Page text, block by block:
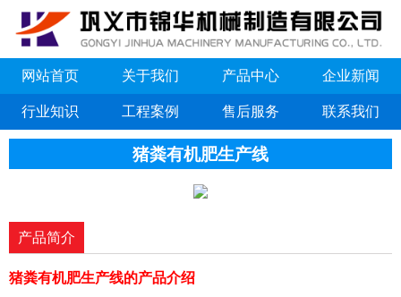
网站首页 关于我们 产品中心 企业新闻
行业知识 工程案例 售后服务 联系我们
猪粪有机肥生产线
产品简介
猪粪有机肥生产线的产品介绍